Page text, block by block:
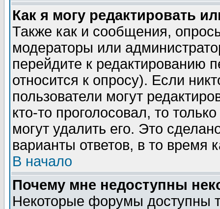
Как я могу редактировать
Также как и сообщения,
модераторы или
перейдите к редактированию
относится к опросу). Если
пользователи могут
кто-то проголосовал, то
могут удалить его. Это
варианты ответов, в то время
В начало
Почему мне недоступны
Некоторые форумы доступны